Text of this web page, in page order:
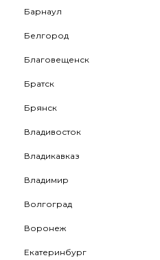
Барнаул
Белгород
Благовещенск
Братск
Брянск
Владивосток
Владикавказ
Владимир
Волгоград
Воронеж
Екатеринбург